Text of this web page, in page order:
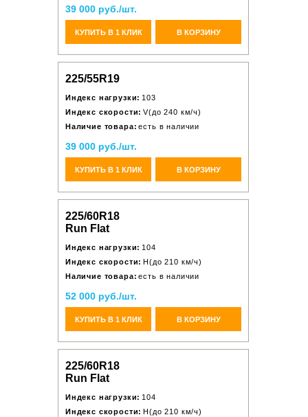
39 000 руб./шт.
КУПИТЬ В 1 КЛИК В КОРЗИНУ
225/55R19
Индекс нагрузки: 103
Индекс скорости: V(до 240 км/ч)
Наличие товара: есть в наличии
39 000 руб./шт.
КУПИТЬ В 1 КЛИК В КОРЗИНУ
225/60R18
Run Flat
Индекс нагрузки: 104
Индекс скорости: H(до 210 км/ч)
Наличие товара: есть в наличии
52 000 руб./шт.
КУПИТЬ В 1 КЛИК В КОРЗИНУ
225/60R18
Run Flat
Индекс нагрузки: 104
Индекс скорости: H(до 210 км/ч)